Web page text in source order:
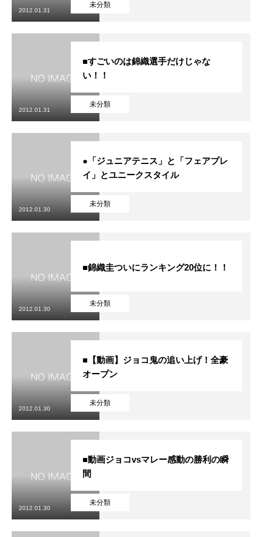
未分類
2012.01.31
未分類
■すごいのは錦織選手だけじゃな
い！！
2012.01.31
未分類
●「ジュニアテニス」と「フェアプレ
イ」とユニークスタイル
2012.01.30
未分類
■錦織圭ついにランキング20位に！！
2012.01.30
未分類
■【動画】ジョコ鬼の追い上げ！全豪
オープン
2012.01.30
未分類
■動画ジョコvsマレー感動の勝利の瞬
間
2012.01.30